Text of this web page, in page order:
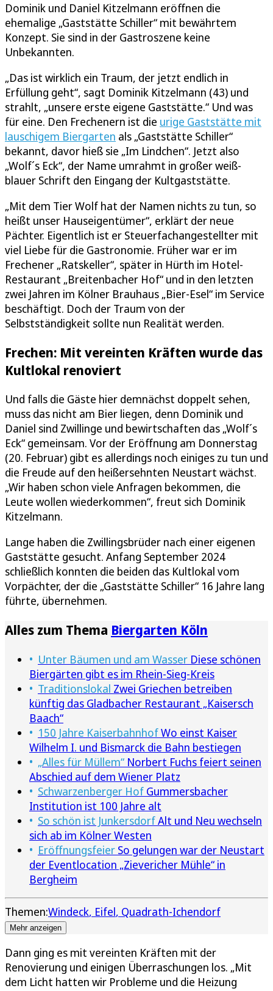
Dominik und Daniel Kitzelmann eröffnen die
ehemalige „Gaststätte Schiller“ mit bewährtem
Konzept. Sie sind in der Gastroszene keine
Unbekannten.
„Das ist wirklich ein Traum, der jetzt endlich in
Erfüllung geht“, sagt Dominik Kitzelmann (43) und
strahlt, „unsere erste eigene Gaststätte.“ Und was
für eine. Den Frechenern ist die urige Gaststätte mit
lauschigem Biergarten als „Gaststätte Schiller“
bekannt, davor hieß sie „Im Lindchen“. Jetzt also
„Wolf´s Eck“, der Name umrahmt in großer weiß-
blauer Schrift den Eingang der Kultgaststätte.
„Mit dem Tier Wolf hat der Namen nichts zu tun, so
heißt unser Hauseigentümer“, erklärt der neue
Pächter. Eigentlich ist er Steuerfachangestellter mit
viel Liebe für die Gastronomie. Früher war er im
Frechener „Ratskeller“, später in Hürth im Hotel-
Restaurant „Breitenbacher Hof“ und in den letzten
zwei Jahren im Kölner Brauhaus „Bier-Esel“ im Service
beschäftigt. Doch der Traum von der
Selbstständigkeit sollte nun Realität werden.
Frechen: Mit vereinten Kräften wurde das
Kultlokal renoviert
Und falls die Gäste hier demnächst doppelt sehen,
muss das nicht am Bier liegen, denn Dominik und
Daniel sind Zwillinge und bewirtschaften das „Wolf´s
Eck“ gemeinsam. Vor der Eröffnung am Donnerstag
(20. Februar) gibt es allerdings noch einiges zu tun und
die Freude auf den heißersehnten Neustart wächst.
„Wir haben schon viele Anfragen bekommen, die
Leute wollen wiederkommen“, freut sich Dominik
Kitzelmann.
Lange haben die Zwillingsbrüder nach einer eigenen
Gaststätte gesucht. Anfang September 2024
schließlich konnten die beiden das Kultlokal vom
Vorpächter, der die „Gaststätte Schiller“ 16 Jahre lang
führte, übernehmen.
Alles zum Thema Biergarten Köln
Unter Bäumen und am Wasser Diese schönen
Biergärten gibt es im Rhein-Sieg-Kreis
Traditionslokal Zwei Griechen betreiben
künftig das Gladbacher Restaurant „Kaisersch
Baach“
150 Jahre KaiserbahnhofWo einst Kaiser
Wilhelm I. und Bismarck die Bahn bestiegen
„Alles für Müllem“ Norbert Fuchs feiert seinen
Abschied auf dem Wiener Platz
Schwarzenberger Hof Gummersbacher
Institution ist 100 Jahre alt
So schön ist JunkersdorfAlt und Neu wechseln
sich ab im Kölner Westen
Eröffnungsfeier So gelungen war der Neustart
der Eventlocation „Zievericher Mühle“ in
Bergheim
Themen:Windeck Eifel Quadrath-Ichendorf
Mehr anzeigen
Dann ging es mit vereinten Kräften mit der
Renovierung und einigen Überraschungen los. „Mit
dem Licht hatten wir Probleme und die Heizung